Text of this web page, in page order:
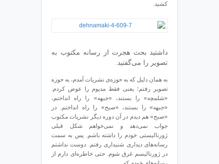
کشید.
داشتید بحث هجرت از رسانه‌ مکتوب به
تصویر را می‌گفتید.
به همان دلیل که به حوزه‌ی نشریات آمدم، به حوزه‌
تصویر رفتم؛ یعنی فقط مدیوم را عوض کردم.
«شلمچه» را بستند، «جبهه» را راه انداختم،
«جبهه» را بستند، «صبح» را راه انداختم. در
«صبح» هم دیدم در آن دوره دیگر نشریات مکتوب
جواب نمی‌دهد و نمی‌خواهم شکل قبلی
ژورنالیستی خودم را داشته باشم. پس به سمت
رسانه‌های دیداری شنیداری رفتم. دوست نداشتم
در ژورنالیسم غرق شوم. حتی خاطره‌ای دارم از